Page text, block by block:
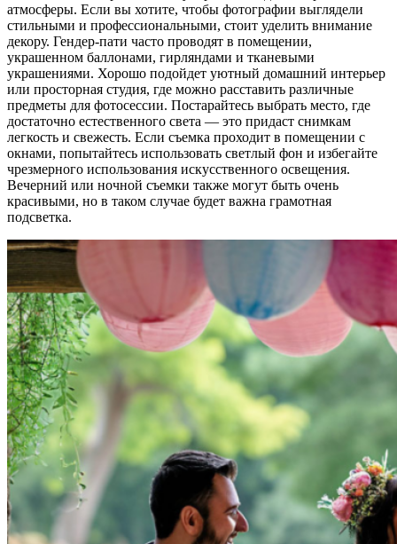
атмосферы. Если вы хотите, чтобы фотографии выглядели
стильными и профессиональными, стоит уделить внимание
декору. Гендер-пати часто проводят в помещении,
украшенном баллонами, гирляндами и тканевыми
украшениями. Хорошо подойдет уютный домашний интерьер
или просторная студия, где можно расставить различные
предметы для фотосессии. Постарайтесь выбрать место, где
достаточно естественного света — это придаст снимкам
легкость и свежесть. Если съемка проходит в помещении с
окнами, попытайтесь использовать светлый фон и избегайте
чрезмерного использования искусственного освещения.
Вечерний или ночной съемки также могут быть очень
красивыми, но в таком случае будет важна грамотная
подсветка.